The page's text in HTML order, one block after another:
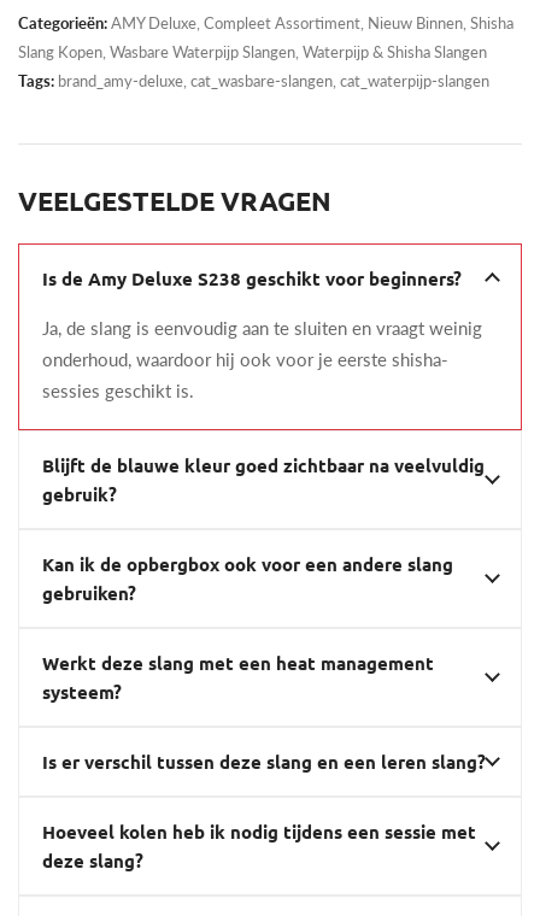
Categorieën:AMY Deluxe, Compleet Assortiment, Nieuw Binnen, Shisha
Slang Kopen, Wasbare Waterpijp Slangen, Waterpijp & Shisha Slangen
Tags: brand_amy-deluxe, cat_wasbare-slangen, cat_waterpijp-slangen
VEELGESTELDE VRAGEN
Is de Amy Deluxe S238 geschikt voor beginners?
Ja, de slang is eenvoudig aan te sluiten en vraagt weinig
onderhoud, waardoor hij ook voor je eerste shisha-
sessies geschikt is.
Blijft de blauwe kleur goed zichtbaar na veelvuldig
gebruik?
Kan ik de opbergbox ook voor een andere slang
gebruiken?
Werkt deze slang met een heat management
systeem?
Is er verschil tussen deze slang en een leren slang?
Hoeveel kolen heb ik nodig tijdens een sessie met
deze slang?